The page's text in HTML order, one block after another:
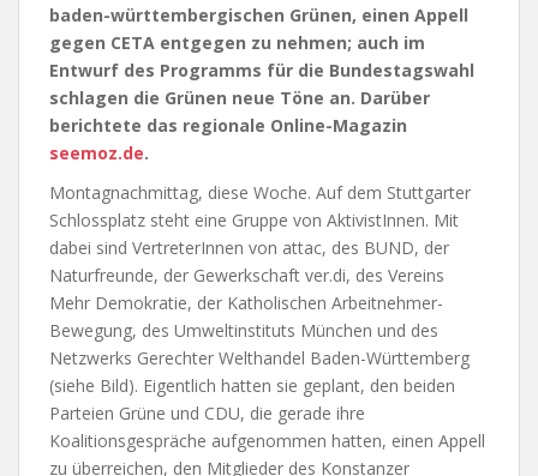
baden-württembergischen Grünen, einen Appell
gegen CETA entgegen zu nehmen; auch im
Entwurf des Programms für die Bundestagswahl
schlagen die Grünen neue Töne an. Darüber
berichtete das regionale Online-Magazin
seemoz.de.
Montagnachmittag, diese Woche. Auf dem Stuttgarter
Schlossplatz steht eine Gruppe von AktivistInnen. Mit
dabei sind VertreterInnen von attac, des BUND, der
Naturfreunde, der Gewerkschaft ver.di, des Vereins
Mehr Demokratie, der Katholischen Arbeitnehmer-
Bewegung, des Umweltinstituts München und des
Netzwerks Gerechter Welthandel Baden-Württemberg
(siehe Bild). Eigentlich hatten sie geplant, den beiden
Parteien Grüne und CDU, die gerade ihre
Koalitionsgespräche aufgenommen hatten, einen Appell
zu überreichen, den Mitglieder des Konstanzer